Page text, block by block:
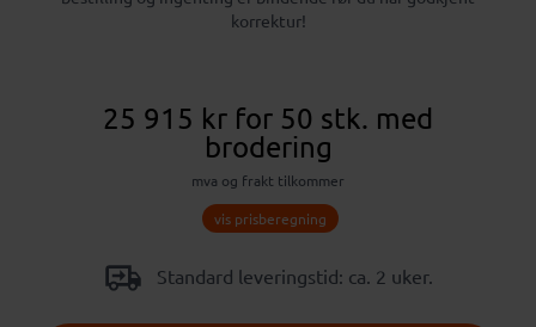
korrektur!
25 915 kr for 50 stk. med
brodering
mva og frakt tilkommer
vis prisberegning
Standard leveringstid: ca. 2 uker.